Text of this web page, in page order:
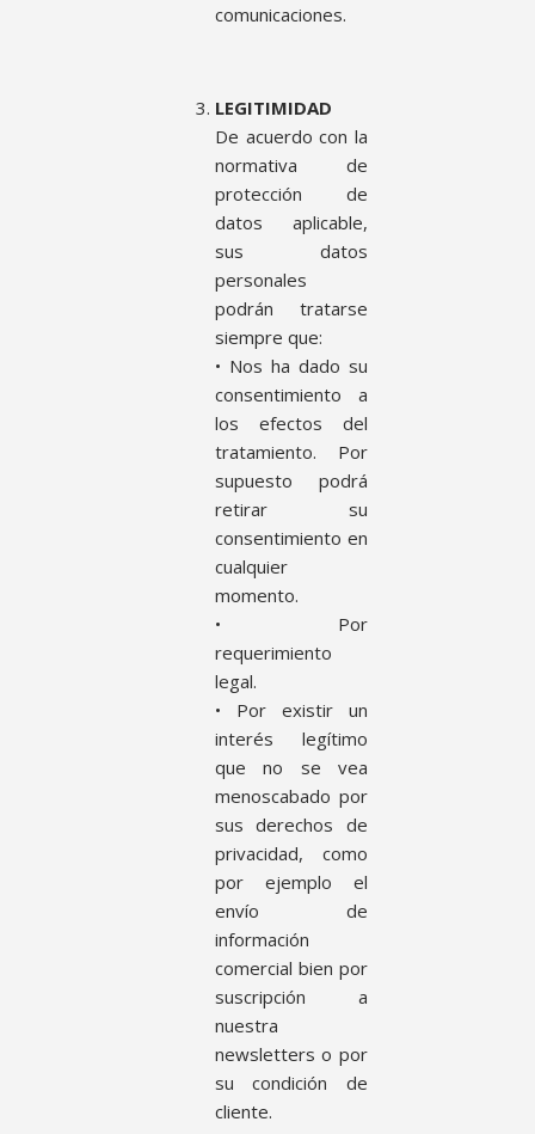
comunicaciones.
LEGITIMIDAD
De acuerdo con la
normativa de
protección de
datos aplicable,
sus datos
personales
podrán tratarse
siempre que:
• Nos ha dado su
consentimiento a
los efectos del
tratamiento. Por
supuesto podrá
retirar su
consentimiento en
cualquier
momento.
• Por
requerimiento
legal.
• Por existir un
interés legítimo
que no se vea
menoscabado por
sus derechos de
privacidad, como
por ejemplo el
envío de
información
comercial bien por
suscripción a
nuestra
newsletters o por
su condición de
cliente.